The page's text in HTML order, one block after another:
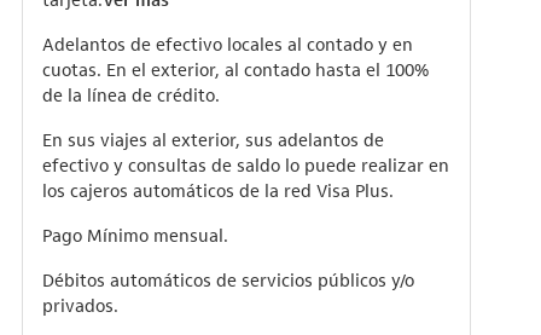
Adelantos de efectivo locales al contado y en
cuotas. En el exterior, al contado hasta el 100%
de la línea de crédito.
En sus viajes al exterior, sus adelantos de
efectivo y consultas de saldo lo puede realizar en
los cajeros automáticos de la red Visa Plus.
Pago Mínimo mensual.
Débitos automáticos de servicios públicos y/o
privados.